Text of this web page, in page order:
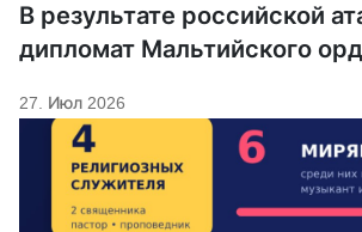
В результате российской
дипломат Мальтийского
27. Июл 2026